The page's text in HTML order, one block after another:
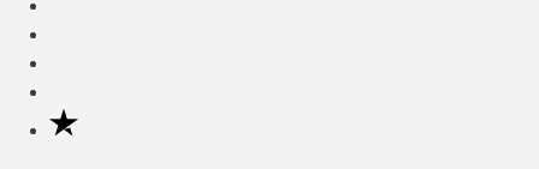
nægter disse
cookies,